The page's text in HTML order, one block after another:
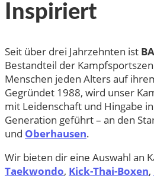
Inspiriert
Seit über drei Jahrzehnten ist
Bestandteil der
Menschen jeden Alters auf
Gegründet 1988, wird unser
mit Leidenschaft und Hingabe
Generation geführt – an den
und Oberhausen.
Wir bieten dir eine Auswahl an
Taekwondo, Kick-Thai-Boxen,